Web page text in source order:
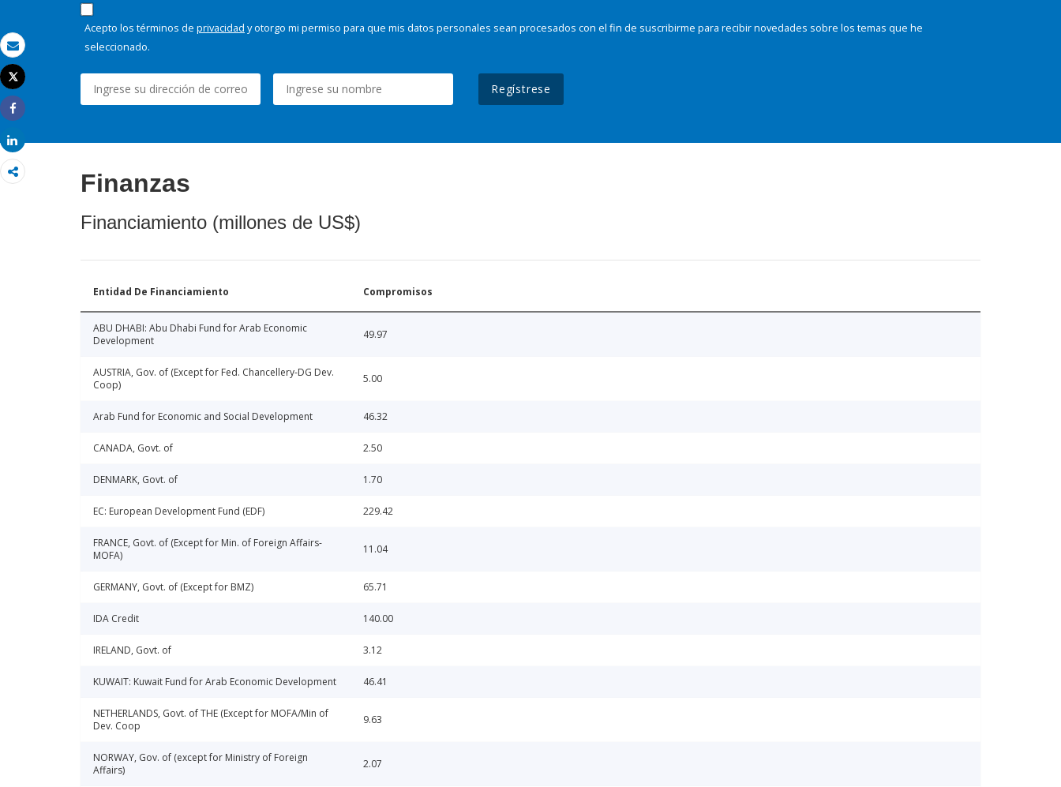
Correo electrónico
Imprimir
Tweet
Share
Share
Acepto los términos de privacidad y otorgo mi permiso para que mis datos personales sean procesados con el fin de suscribirme para recibir novedades sobre los temas que he
seleccionado.
Regístrese
Finanzas
Financiamiento (millones de US$)
Entidad De Financiamiento Compromisos
ABU DHABI: Abu Dhabi Fund for Arab Economic
Development
49.97
AUSTRIA, Gov. of (Except for Fed. Chancellery-DG Dev.
Coop)
5.00
Arab Fund for Economic and Social Development 46.32
CANADA, Govt. of 2.50
DENMARK, Govt. of 1.70
EC: European Development Fund (EDF) 229.42
FRANCE, Govt. of (Except for Min. of Foreign Affairs-
MOFA)
11.04
GERMANY, Govt. of (Except for BMZ) 65.71
IDA Credit 140.00
IRELAND, Govt. of 3.12
KUWAIT: Kuwait Fund for Arab Economic Development 46.41
NETHERLANDS, Govt. of THE (Except for MOFA/Min of
Dev. Coop
9.63
NORWAY, Gov. of (except for Ministry of Foreign
Affairs)
2.07